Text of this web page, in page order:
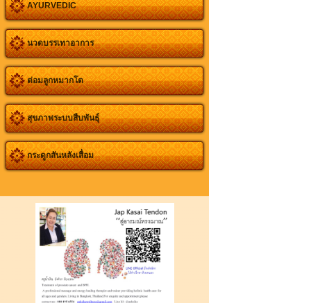
AYURVEDIC
นวดบรรเทาอาการ
ต่อมลูกหมากโต
สุขภาพระบบสืบพันธุ์
กระดูกสันหลังเสื่อม